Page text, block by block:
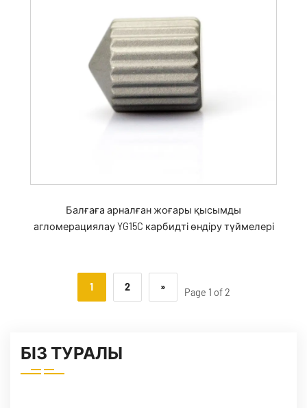
Балғаға арналған жоғары қысымды
агломерациялау YG15C карбидті өндіру түймелері
1 2 » Page 1 of 2
БІЗ ТУРАЛЫ